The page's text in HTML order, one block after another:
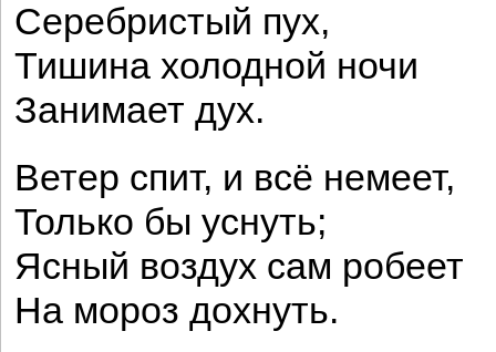
Серебристый пух,
Тишина холодной ночи
Занимает дух.
Ветер спит, и всё немеет,
Только бы уснуть;
Ясный воздух сам робеет
На мороз дохнуть.